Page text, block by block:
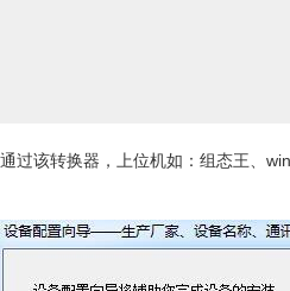
通过该转换器，上位机如：组态王、